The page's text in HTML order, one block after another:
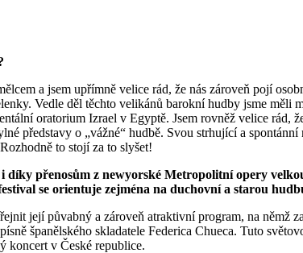
a jsem upřímně velice rád, že nás zároveň pojí
Vedle děl těchto velikánů barokní hudby jsme měli
oratorium Izrael v Egyptě. Jsem rovněž velice rád,
představy o „vážné“ hudbě. Svou strhující a
to stojí za to slyšet!
díky přenosům z newyorské Metropolitní opery
se orientuje zejména na duchovní a starou
její půvabný a zároveň atraktivní program, na němž
španělského skladatele Federica Chueca. Tuto
koncert v České republice.